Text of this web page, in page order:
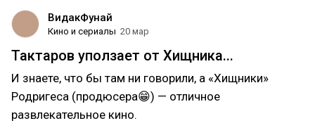
ВидакФунай
Кино и сериалы 20 мар
Тактаров уползает от Хищника...
И знаете, что бы там ни говорили, а «Хищники»
Родригеса (продюсера😁) — отличное
развлекательное кино.